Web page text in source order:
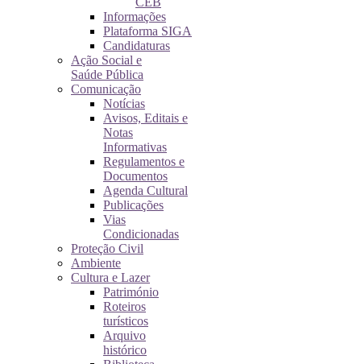
Informações
Plataforma SIGA
Candidaturas
Ação Social e
Saúde Pública
Comunicação
Notícias
Avisos, Editais e
Notas
Informativas
Regulamentos e
Documentos
Agenda Cultural
Publicações
Vias
Condicionadas
Proteção Civil
Ambiente
Cultura e Lazer
Património
Roteiros
turísticos
Arquivo
histórico